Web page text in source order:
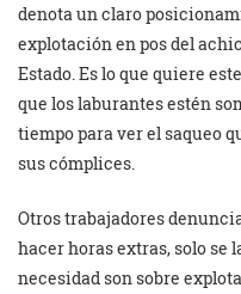
denota un claro
explotación en pos del
Estado. Es lo que quiere
que los laburantes estén
tiempo para ver el saqueo
sus cómplices.
Otros trabajadores
hacer horas extras, solo se
necesidad son sobre